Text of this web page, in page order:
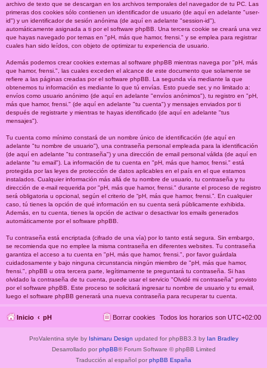
archivo de texto que se descargan en los archivos temporales del navegador de tu PC. Las
primeras dos cookies sólo contienen un identificador de usuario (de aquí en adelante "user-
id") y un identificador de sesión anónima (de aquí en adelante "session-id"),
automáticamente asignada a ti por el software phpBB. Una tercera cookie se creará una vez
que hayas navegado por temas en "pH, más que hamor, frensi." y se emplea para registrar
cuales han sido leídos, con objeto de optimizar tu experiencia de usuario.
Además podemos crear cookies externas al software phpBB mientras navega por "pH, más
que hamor, frensi.", las cuales exceden el alcance de este documento que solamente se
refiere a las páginas creadas por el software phpBB. La segunda vía mediante la que
obtenemos tu información es mediante lo que tú envías. Esto puede ser, y no limitado a:
envíos como usuario anónimo (de aquí en adelante "envíos anónimos"), tu registro en "pH,
más que hamor, frensi." (de aquí en adelante "tu cuenta") y mensajes enviados por ti
después de registrarte y mientras te hayas identificado (de aquí en adelante "tus
mensajes").
Tu cuenta como mínimo constará de un nombre único de identificación (de aquí en
adelante "tu nombre de usuario"), una contraseña personal empleada para la identificación
(de aquí en adelante "tu contraseña") y una dirección de email personal válida (de aquí en
adelante "tu email"). La información de tu cuenta en "pH, más que hamor, frensi." está
protegida por las leyes de protección de datos aplicables en el país en el que estamos
instalados. Cualquier información más allá de tu nombre de usuario, tu contraseña y tu
dirección de e-mail requerida por "pH, más que hamor, frensi." durante el proceso de registro
será obligatoria u opcional, según el criterio de “pH, más que hamor, frensi.”. En cualquier
caso, tú tienes la opción de qué información en su cuenta será públicamente exhibida.
Además, en tu cuenta, tienes la opción de activar o desactivar los emails generados
automáticamente por el software phpBB.
Tu contraseña está encriptada (cifrado de una vía) por lo tanto está segura. Sin embargo,
se recomienda que no emplee la misma contraseña en diferentes websites. Tu contraseña
garantiza el acceso a tu cuenta en "pH, más que hamor, frensi.", por favor guárdala
cuidadosamente y bajo ninguna circunstancia ningún miembro de "pH, más que hamor,
frensi.", phpBB u otra tercera parte, legítimamente te preguntará tu contraseña. Si has
olvidado la contraseña de tu cuenta, puede usar el servicio "Olvidé mi contraseña" provisto
por el software phpBB. Este proceso te solicitará ingresar tu nombre de usuario y tu email,
luego el software phpBB generará una nueva contraseña para recuperar tu cuenta.
Inicio pH Todos los horarios son UTC+02:00
Borrar cookies
ProValentina style by Ishimaru Design updated for phpBB3.3 by Ian Bradley
Desarrollado por phpBB® Forum Software © phpBB Limited
Traducción al español por phpBB España